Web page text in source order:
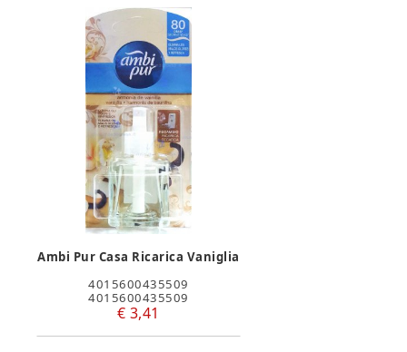
Ambi Pur Casa Ricarica Vaniglia
4015600435509
4015600435509
€ 3,41